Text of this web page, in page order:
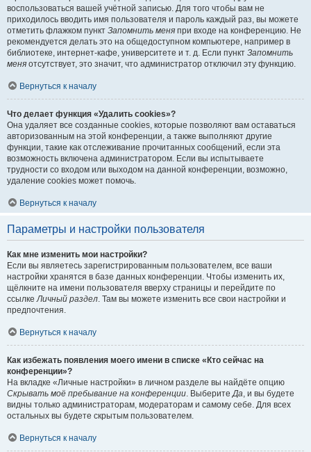
воспользоваться вашей учётной записью. Для того чтобы вам не
приходилось вводить имя пользователя и пароль каждый раз, вы можете
отметить флажком пункт Запомнить меня при входе на конференцию. Не
рекомендуется делать это на общедоступном компьютере, например в
библиотеке, интернет-кафе, университете и т. д. Если пункт Запомнить
меня отсутствует, это значит, что администратор отключил эту функцию.
Вернуться к началу
Что делает функция «Удалить cookies»?
Она удаляет все созданные cookies, которые позволяют вам оставаться
авторизованным на этой конференции, а также выполняют другие
функции, такие как отслеживание прочитанных сообщений, если эта
возможность включена администратором. Если вы испытываете
трудности со входом или выходом на данной конференции, возможно,
удаление cookies может помочь.
Вернуться к началу
Параметры и настройки пользователя
Как мне изменить мои настройки?
Если вы являетесь зарегистрированным пользователем, все ваши
настройки хранятся в базе данных конференции. Чтобы изменить их,
щёлкните на имени пользователя вверху страницы и перейдите по
ссылкеЛичный раздел. Там вы можете изменить все свои настройки и
предпочтения.
Вернуться к началу
Как избежать появления моего имени в списке «Кто сейчас на
конференции»?
На вкладке «Личные настройки» в личном разделе вы найдёте опцию
Скрывать моё пребывание на конференции. ВыберитеДа, и вы будете
видны только администраторам, модераторам и самому себе. Для всех
остальных вы будете скрытым пользователем.
Вернуться к началу